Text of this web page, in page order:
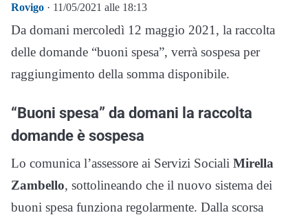
Rovigo · 11/05/2021 alle 18:13
Da domani mercoledì 12 maggio 2021, la raccolta
delle domande “buoni spesa”, verrà sospesa per
raggiungimento della somma disponibile.
“Buoni spesa” da domani la raccolta
domande è sospesa
Lo comunica l’assessore ai Servizi Sociali Mirella
Zambello, sottolineando che il nuovo sistema dei
buoni spesa funziona regolarmente. Dalla scorsa